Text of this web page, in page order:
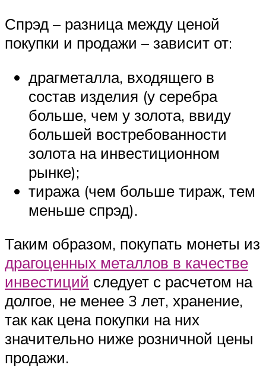
Спрэд – разница между ценой
покупки и продажи – зависит от:
драгметалла, входящего в
состав изделия (у серебра
больше, чем у золота, ввиду
большей востребованности
золота на инвестиционном
рынке);
тиража (чем больше тираж, тем
меньше спрэд).
Таким образом, покупать монеты из
драгоценных металлов в качестве
инвестиций следует с расчетом на
долгое, не менее 3 лет, хранение,
так как цена покупки на них
значительно ниже розничной цены
продажи.